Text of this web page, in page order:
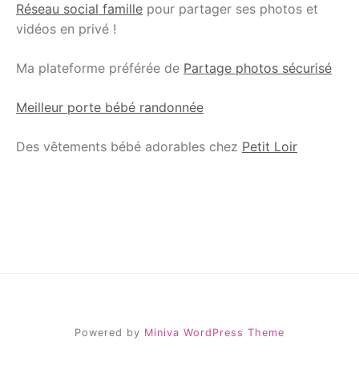
Réseau social famille pour partager ses photos et
vidéos en privé !
Ma plateforme préférée de Partage photos sécurisé
Meilleur porte bébé randonnée
Des vêtements bébé adorables chez Petit Loir
Powered by Miniva WordPress Theme